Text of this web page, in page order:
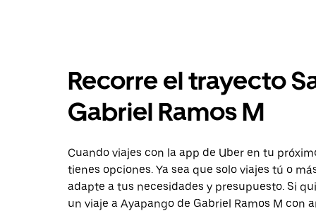
Recorre el trayecto
Gabriel Ramos M
Cuando viajes con la app de Uber en tu
tienes opciones. Ya sea que solo viajes tú o
adapte a tus necesidades y presupuesto. Si
un viaje a Ayapango de Gabriel Ramos M con